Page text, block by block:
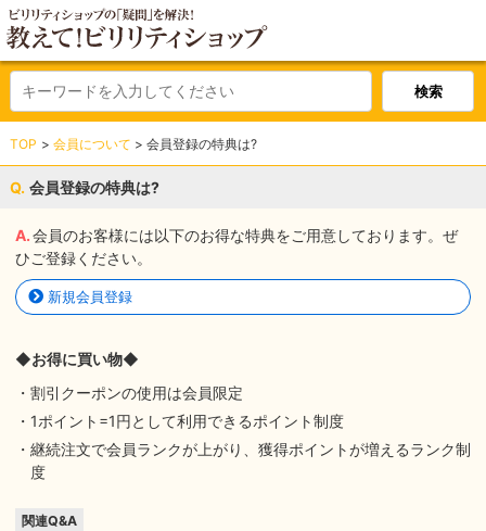
TOP 会員について 会員登録の特典は?
会員登録の特典は?
会員のお客様には以下のお得な特典をご用意しております。ぜ
ひご登録ください。
新規会員登録
◆お得に買い物◆
・割引クーポンの使用は会員限定
・1ポイント=1円として利用できるポイント制度
・継続注文で会員ランクが上がり、獲得ポイントが増えるランク制
度
関連Q&A